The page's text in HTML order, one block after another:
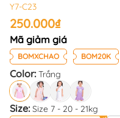
Y7-C23
250.000₫
Mã giảm giá
BOMXCHAO BOM20K
Color:Trắng
Size:Size 7 - 20 - 21kg